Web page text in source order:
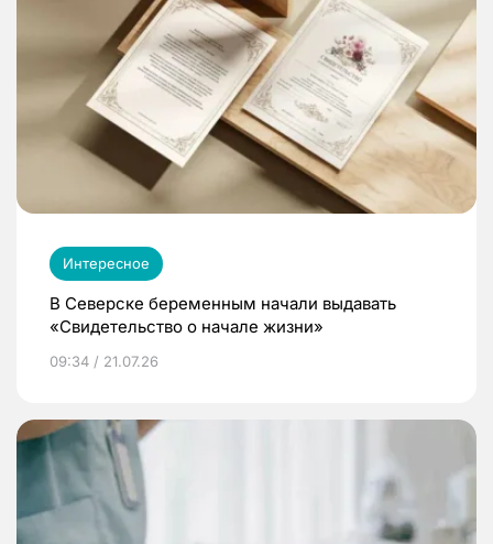
Интересное
В Северске беременным начали выдавать
«Свидетельство о начале жизни»
09:34 / 21.07.26